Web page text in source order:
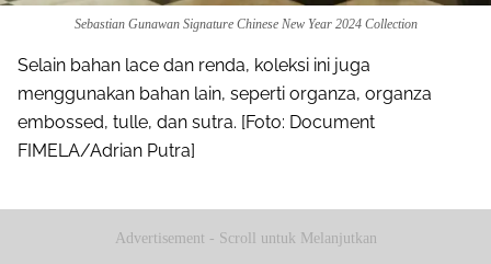
Sebastian Gunawan Signature Chinese New Year 2024 Collection
Selain bahan lace dan renda, koleksi ini juga
menggunakan bahan lain, seperti organza, organza
embossed, tulle, dan sutra. [Foto: Document
FIMELA/Adrian Putra]
Advertisement - Scroll untuk Melanjutkan